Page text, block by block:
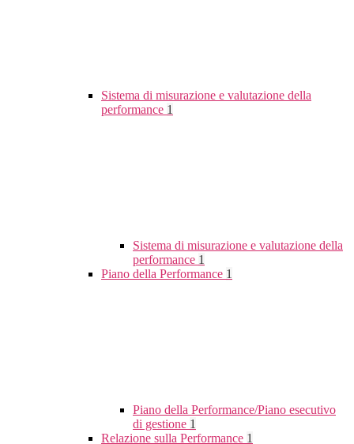
Sistema di misurazione e valutazione della
performance 1
Sistema di misurazione e valutazione della
performance 1
Piano della Performance 1
Piano della Performance/Piano esecutivo
di gestione 1
Relazione sulla Performance 1